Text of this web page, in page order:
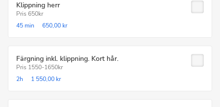
Klippning herr
Pris 650kr
45 min
650,00 kr
Färgning inkl. klippning. Kort hår.
Pris 1550-1650kr
2h
1 550,00 kr